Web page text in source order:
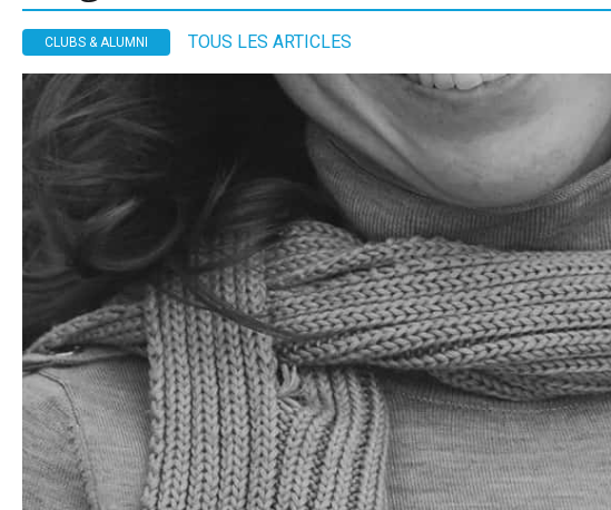
CLUBS & ALUMNI TOUS LES ARTICLES